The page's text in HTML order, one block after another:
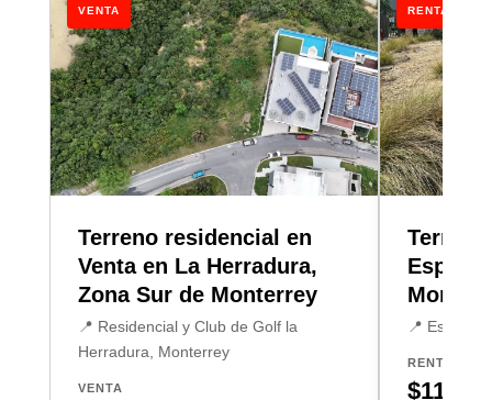
VENTA
Terreno residencial en
Venta en La Herradura,
Zona Sur de Monterrey
📍 Residencial y Club de Golf la
Herradura, Monterrey
VENTA
RENTA
📍 Espacio
RENTA